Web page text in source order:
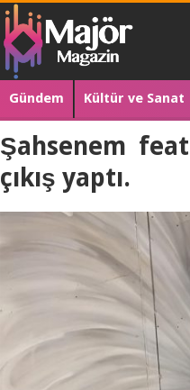
Gündem Kültür ve Sanat
Şahsenem feat
çıkış yaptı.